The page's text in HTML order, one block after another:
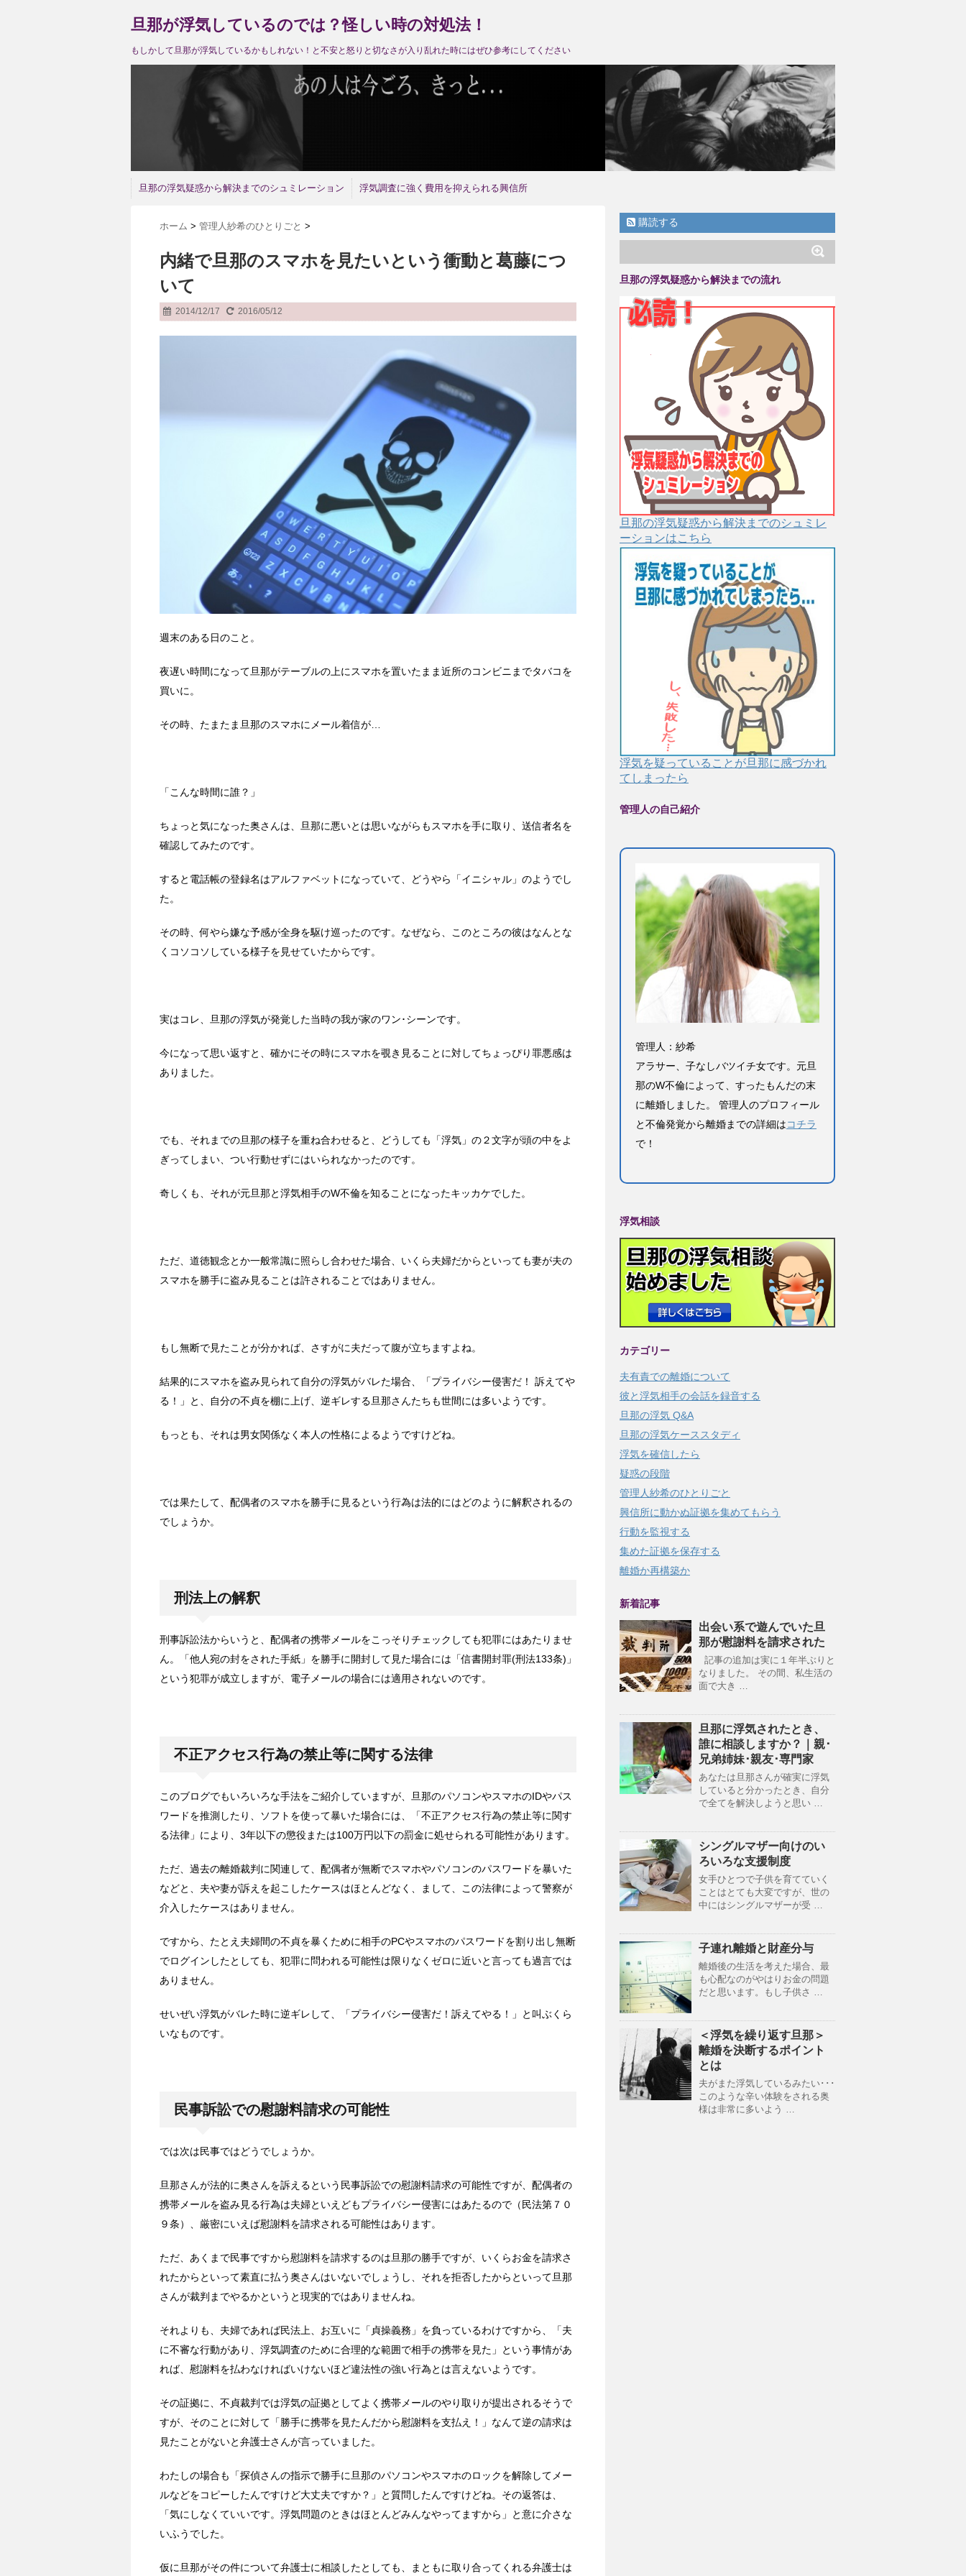
旦那が浮気しているのでは？怪しい時の対処法！
もしかして旦那が浮気しているかもしれない！と不安と怒りと切なさが入り乱れた時にはぜひ参考にしてください
旦那の浮気疑惑から解決までのシュミレーション 浮気調査に強く費用を抑えられる興信所
ホーム > 管理人紗希のひとりごと >
内緒で旦那のスマホを見たいという衝動と葛藤につ
いて
2014/12/17 2016/05/12
週末のある日のこと。
夜遅い時間になって旦那がテーブルの上にスマホを置いたまま近所のコンビニまでタバコを
買いに。
その時、たまたま旦那のスマホにメール着信が…
「こんな時間に誰？」
ちょっと気になった奥さんは、旦那に悪いとは思いながらもスマホを手に取り、送信者名を
確認してみたのです。
すると電話帳の登録名はアルファベットになっていて、どうやら「イニシャル」のようでし
た。
その時、何やら嫌な予感が全身を駆け巡ったのです。なぜなら、このところの彼はなんとな
くコソコソしている様子を見せていたからです。
実はコレ、旦那の浮気が発覚した当時の我が家のワン･シーンです。
今になって思い返すと、確かにその時にスマホを覗き見ることに対してちょっぴり罪悪感は
ありました。
でも、それまでの旦那の様子を重ね合わせると、どうしても「浮気」の２文字が頭の中をよ
ぎってしまい、つい行動せずにはいられなかったのです。
奇しくも、それが元旦那と浮気相手のW不倫を知ることになったキッカケでした。
ただ、道徳観念とか一般常識に照らし合わせた場合、いくら夫婦だからといっても妻が夫の
スマホを勝手に盗み見ることは許されることではありません。
もし無断で見たことが分かれば、さすがに夫だって腹が立ちますよね。
結果的にスマホを盗み見られて自分の浮気がバレた場合、「プライバシー侵害だ！ 訴えてや
る！」と、自分の不貞を棚に上げ、逆ギレする旦那さんたちも世間には多いようです。
もっとも、それは男女関係なく本人の性格によるようですけどね。
では果たして、配偶者のスマホを勝手に見るという行為は法的にはどのように解釈されるの
でしょうか。
刑法上の解釈
刑事訴訟法からいうと、配偶者の携帯メールをこっそりチェックしても犯罪にはあたりませ
ん。「他人宛の封をされた手紙」を勝手に開封して見た場合には「信書開封罪(刑法133条)」
という犯罪が成立しますが、電子メールの場合には適用されないのです。
不正アクセス行為の禁止等に関する法律
このブログでもいろいろな手法をご紹介していますが、旦那のパソコンやスマホのIDやパス
ワードを推測したり、ソフトを使って暴いた場合には、「不正アクセス行為の禁止等に関す
る法律」により、3年以下の懲役または100万円以下の罰金に処せられる可能性があります。
ただ、過去の離婚裁判に関連して、配偶者が無断でスマホやパソコンのパスワードを暴いた
などと、夫や妻が訴えを起こしたケースはほとんどなく、まして、この法律によって警察が
介入したケースはありません。
ですから、たとえ夫婦間の不貞を暴くために相手のPCやスマホのパスワードを割り出し無断
でログインしたとしても、犯罪に問われる可能性は限りなくゼロに近いと言っても過言では
ありません。
せいぜい浮気がバレた時に逆ギレして、「プライバシー侵害だ！訴えてやる！」と叫ぶくら
いなものです。
民事訴訟での慰謝料請求の可能性
では次は民事ではどうでしょうか。
旦那さんが法的に奥さんを訴えるという民事訴訟での慰謝料請求の可能性ですが、配偶者の
携帯メールを盗み見る行為は夫婦といえどもプライバシー侵害にはあたるので（民法第７０
９条）、厳密にいえば慰謝料を請求される可能性はあります。
ただ、あくまで民事ですから慰謝料を請求するのは旦那の勝手ですが、いくらお金を請求さ
れたからといって素直に払う奥さんはいないでしょうし、それを拒否したからといって旦那
さんが裁判までやるかというと現実的ではありませんね。
それよりも、夫婦であれば民法上、お互いに「貞操義務」を負っているわけですから、「夫
に不審な行動があり、浮気調査のために合理的な範囲で相手の携帯を見た」という事情があ
れば、慰謝料を払わなければいけないほど違法性の強い行為とは言えないようです。
その証拠に、不貞裁判では浮気の証拠としてよく携帯メールのやり取りが提出されるそうで
すが、そのことに対して「勝手に携帯を見たんだから慰謝料を支払え！」なんて逆の請求は
見たことがないと弁護士さんが言っていました。
わたしの場合も「探偵さんの指示で勝手に旦那のパソコンやスマホのロックを解除してメー
ルなどをコピーしたんですけど大丈夫ですか？」と質問したんですけどね。その返答は、
「気にしなくていいです。浮気問題のときはほとんどみんなやってますから」と意に介さな
いふうでした。
仮に旦那がその件について弁護士に相談したとしても、まともに取り合ってくれる弁護士は
購読する
旦那の浮気疑惑から解決までの流れ
旦那の浮気疑惑から解決までのシュミレ
ーションはこちら
浮気を疑っていることが旦那に感づかれ
てしまったら
管理人の自己紹介
管理人：紗希
アラサー、子なしバツイチ女です。元旦
那のW不倫によって、すったもんだの末
に離婚しました。 管理人のプロフィール
と不倫発覚から離婚までの詳細はコチラ
で！
浮気相談
カテゴリー
夫有責での離婚について
彼と浮気相手の会話を録音する
旦那の浮気 Q&A
旦那の浮気ケーススタディ
浮気を確信したら
疑惑の段階
管理人紗希のひとりごと
興信所に動かぬ証拠を集めてもらう
行動を監視する
集めた証拠を保存する
離婚か再構築か
新着記事
出会い系で遊んでいた旦
那が慰謝料を請求された
記事の追加は実に１年半ぶりと
なりました。 その間、私生活の
面で大き …
旦那に浮気されたとき、
誰に相談しますか？｜親･
兄弟姉妹･親友･専門家
あなたは旦那さんが確実に浮気
していると分かったとき、自分
で全てを解決しようと思い …
シングルマザー向けのい
ろいろな支援制度
女手ひとつで子供を育てていく
ことはとても大変ですが、世の
中にはシングルマザーが受 …
子連れ離婚と財産分与
離婚後の生活を考えた場合、最
も心配なのがやはりお金の問題
だと思います。もし子供さ …
＜浮気を繰り返す旦那＞
離婚を決断するポイント
とは
夫がまた浮気しているみたい･･･
このような辛い体験をされる奥
様は非常に多いよう …